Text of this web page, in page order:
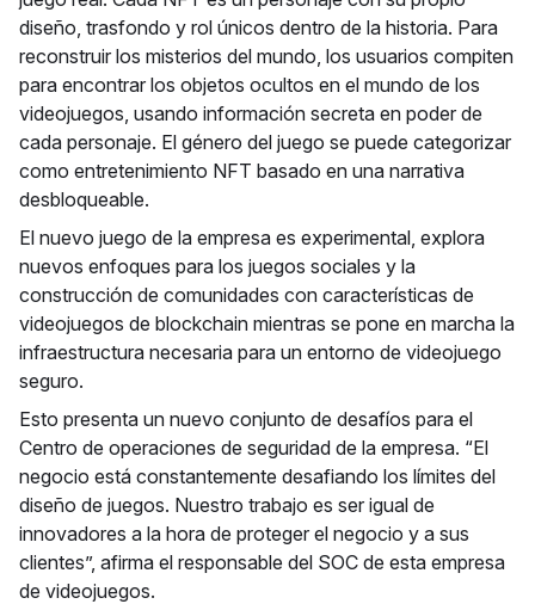
diseño, trasfondo y rol únicos dentro de la historia. Para
reconstruir los misterios del mundo, los usuarios compiten
para encontrar los objetos ocultos en el mundo de los
videojuegos, usando información secreta en poder de
cada personaje. El género del juego se puede categorizar
como entretenimiento NFT basado en una narrativa
desbloqueable.
El nuevo juego de la empresa es experimental, explora
nuevos enfoques para los juegos sociales y la
construcción de comunidades con características de
videojuegos de blockchain mientras se pone en marcha la
infraestructura necesaria para un entorno de videojuego
seguro.
Esto presenta un nuevo conjunto de desafíos para el
Centro de operaciones de seguridad de la empresa. “El
negocio está constantemente desafiando los límites del
diseño de juegos. Nuestro trabajo es ser igual de
innovadores a la hora de proteger el negocio y a sus
clientes”, afirma el responsable del SOC de esta empresa
de videojuegos.